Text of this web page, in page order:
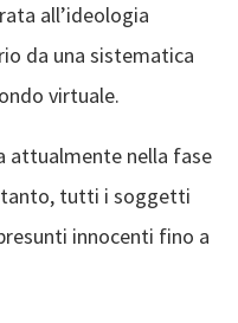
all’ideologia
da una sistematica
virtuale.
attualmente nella fase
tutti i soggetti
innocenti fino a